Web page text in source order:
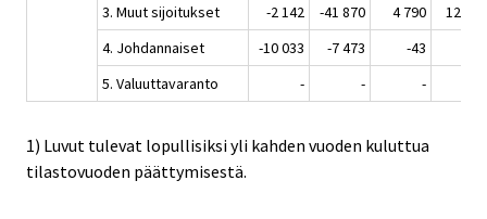
3. Muut sijoitukset
-2 142 -41 870 4 790
12 471
4. Johdannaiset
-10 033 -7 473 -43
5. Valuuttavaranto
- - -
1) Luvut tulevat lopullisiksi yli kahden vuoden kuluttua
tilastovuoden päättymisestä.